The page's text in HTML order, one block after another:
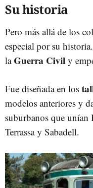
Su historia
Pero más allá de los
especial por su
laGuerra Civil y
Fue diseñada en los
modelos anteriores y
suburbanos que unían
Terrassa y Sabadell.